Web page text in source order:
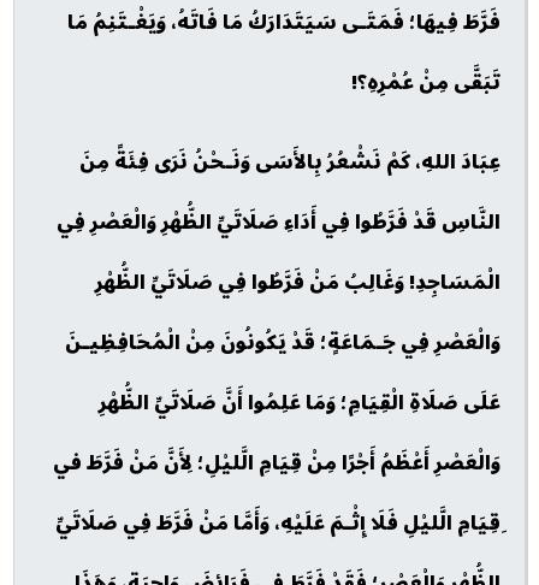
فَرَّطَ فِيهَا؛ فَمَتَـى سَيَتَدَارَكُ مَا فَاتَهُ، وَيَغْـتَنِمُ مَا
تَبَقَّى مِنْ عُمْرِهِ؟!
عِبَادَ اللهِ، كَمْ نَشْعُرُ بِالأَسَى وَنَـحْنُ نَرَى فِئَةً مِنَ
النَّاسِ قَدْ فَرَّطُوا فِي أَدَاءِ صَلَاتَيِّ الظُّهْرِ وَالْعَصْرِ فِي
الْمَسَاجِدِ! وَغَالِبُ مَنْ فَرَّطُوا فِي صَلَاتَيِّ الظُّهْرِ
وَالْعَصْرِ فِي جَـمَاعَةٍ؛ قَدْ يَكُونُونَ مِنْ الْمُحَافِظِيـنَ
عَلَى صَلَاةِ الْقِيَامِ؛ وَمَا عَلِمُوا أَنَّ صَلَاتَيِّ الظُّهْرِ
وَالْعَصْرِ أَعْظَمُ أَجْرًا مِنْ قِيَامِ الَّليْلِ؛ لِأَنَّ مَنْ فَرَّطَ في
ِقِيَامِ الَّليْلِ فَلَا إِثْـمَ عَلَيْهِ، وَأَمَّا مَنْ فَرَّطَ فِي صَلَاتَيِّ